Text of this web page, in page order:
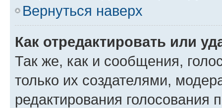
Вернуться наверх
Как отредактировать или
Так же, как и сообщения,
только их создателями,
редактирования голосования